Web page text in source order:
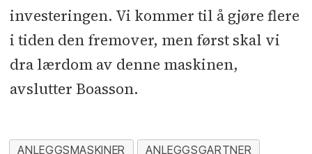
investeringen. Vi kommer til å gjøre flere
i tiden den fremover, men først skal vi
dra lærdom av denne maskinen,
avslutter Boasson.
ANLEGGSMASKINER
ANLEGGSGARTNER